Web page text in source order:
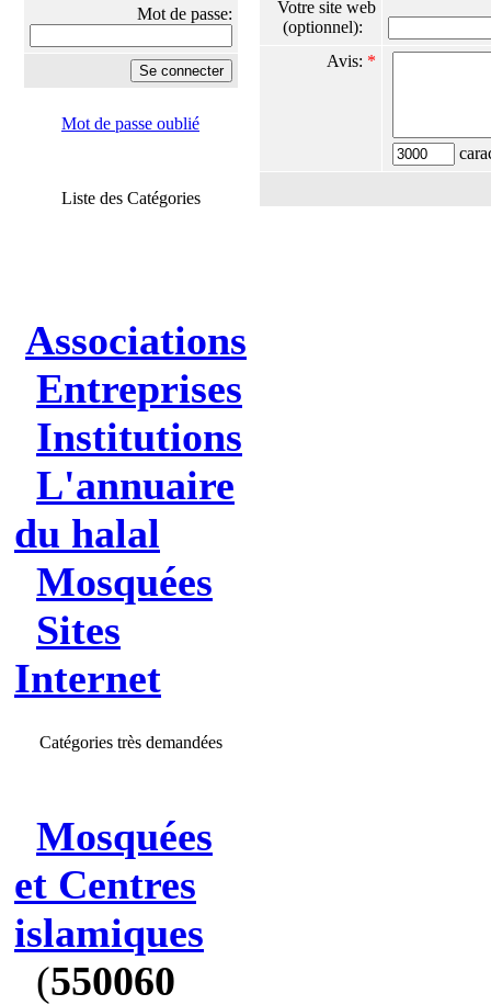
Mot de passe:
Mot de passe oublié
Liste des Catégories
Associations
Entreprises
Institutions
L'annuaire
du halal
Mosquées
Sites
Internet
Catégories très demandées
Mosquées
et Centres
islamiques
(550060
Votre site web
(optionnel):
Avis: *